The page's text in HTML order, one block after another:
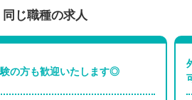
同じ職種の求人
の方も歓迎いたします◎